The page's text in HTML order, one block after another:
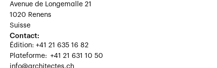
Avenue de Longemalle 21
1020 Renens
Suisse
Contact:
Édition: +41 21 635 16 82
Plateforme: +41 21 631 10 50
info@architectes.ch